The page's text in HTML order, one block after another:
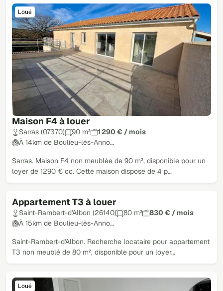
Maison F4 à louer
Loué
Sarras (07370) 90 m²
1 290 € / mois
À 14km de Boulieu-lès-Anno…
Sarras. Maison F4 non meublée de 90 m², disponible pour un
loyer de 1290 € cc. Cette maison dispose de 4 p…
Appartement T3 à louer
Loué
Saint-Rambert-d'Albon (26140) 80 m²
830 € / mois
À 15km de Boulieu-lès-Anno…
Saint-Rambert-d'Albon. Recherche locataire pour appartement
T3 non meublé de 80 m², disponible pour un loyer…
Loué